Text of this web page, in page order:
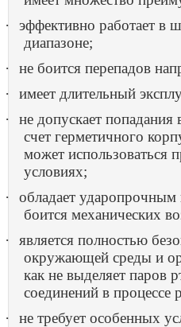
·
эффективно работает в
диапазоне;
·
не боится перепадов
·
имеет длительный
·
не допускает попадания
счет герметичного
может использоваться
условиях;
·
обладает
боится механических
·
является полностью
окружающей среды и
как не выделяет паров
соединений в процессе
·
не требует особенных